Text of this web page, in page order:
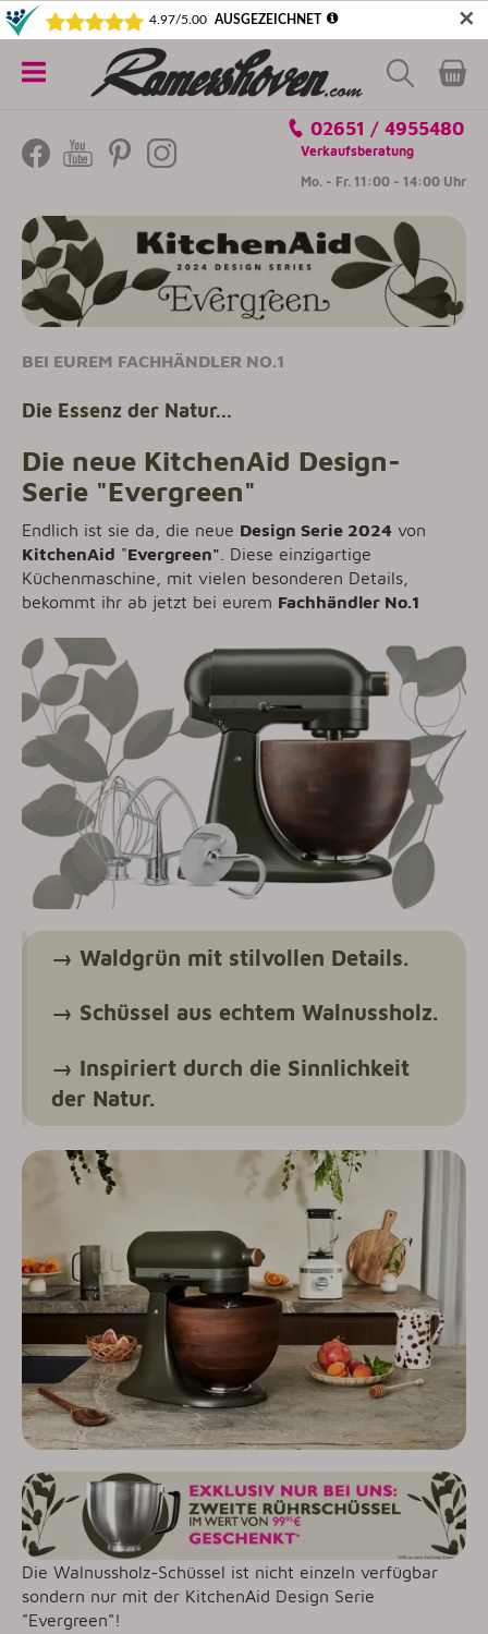
✕
5€ SICHERN! NEWSLETTER ABONNIEREN
Kategorien
02651 / 4955480
Verkaufsberatung
Mo. - Fr. 11:00 - 14:00 Uhr
BEI EUREM FACHHÄNDLER NO.1
Die Essenz der Natur...
Die neue KitchenAid Design-
Serie "Evergreen"
Endlich ist sie da, die neue Design Serie 2024 von
KitchenAid "Evergreen" . Diese einzigartige
Küchenmaschine, mit vielen besonderen Details,
bekommt ihr ab jetzt bei eurem Fachhändler No.1
→ Waldgrün mit stilvollen Details.
→ Schüssel aus echtem Walnussholz.
→ Inspiriert durch die Sinnlichkeit
der Natur.
Die Walnussholz-Schüssel ist nicht einzeln verfügbar
sondern nur mit der KitchenAid Design Serie
"Evergreen"!